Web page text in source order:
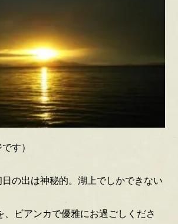
す）
の出は神秘的。湖上でしかできない
、ビアンカで優雅にお過ごしくださ